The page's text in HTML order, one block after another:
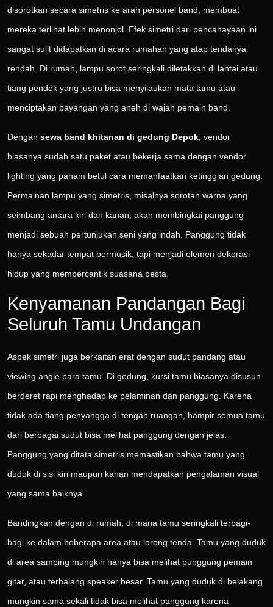
disorotkan secara simetris ke arah personel band, membuat
mereka terlihat lebih menonjol. Efek simetri dari pencahayaan ini
sangat sulit didapatkan di acara rumahan yang atap tendanya
rendah. Di rumah, lampu sorot seringkali diletakkan di lantai atau
tiang pendek yang justru bisa menyilaukan mata tamu atau
menciptakan bayangan yang aneh di wajah pemain band.
Dengan sewa band khitanan di gedung Depok , vendor
biasanya sudah satu paket atau bekerja sama dengan vendor
lighting yang paham betul cara memanfaatkan ketinggian gedung.
Permainan lampu yang simetris, misalnya sorotan warna yang
seimbang antara kiri dan kanan, akan membingkai panggung
menjadi sebuah pertunjukan seni yang indah. Panggung tidak
hanya sekadar tempat bermusik, tapi menjadi elemen dekorasi
hidup yang mempercantik suasana pesta.
Kenyamanan Pandangan Bagi
Seluruh Tamu Undangan
Aspek simetri juga berkaitan erat dengan sudut pandang atau
viewing angle para tamu. Di gedung, kursi tamu biasanya disusun
berderet rapi menghadap ke pelaminan dan panggung. Karena
tidak ada tiang penyangga di tengah ruangan, hampir semua tamu
dari berbagai sudut bisa melihat panggung dengan jelas.
Panggung yang ditata simetris memastikan bahwa tamu yang
duduk di sisi kiri maupun kanan mendapatkan pengalaman visual
yang sama baiknya.
Bandingkan dengan di rumah, di mana tamu seringkali terbagi-
bagi ke dalam beberapa area atau lorong tenda. Tamu yang duduk
di area samping mungkin hanya bisa melihat punggung pemain
gitar, atau terhalang speaker besar. Tamu yang duduk di belakang
mungkin sama sekali tidak bisa melihat panggung karena